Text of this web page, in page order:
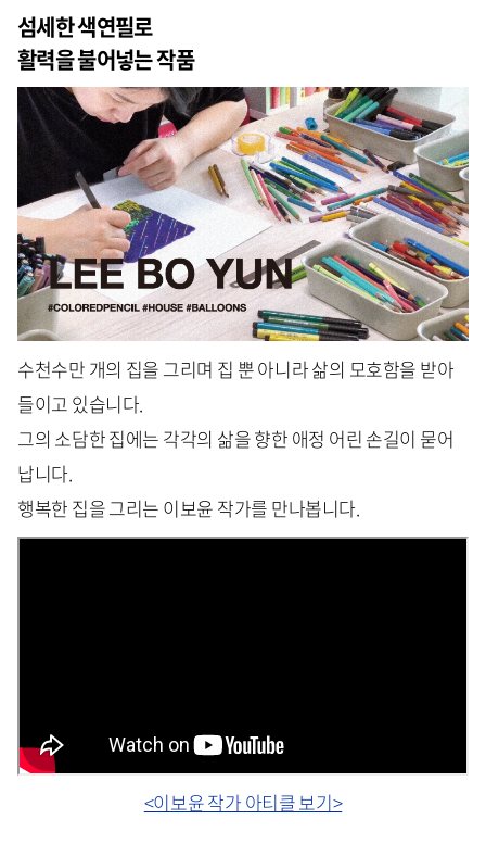
섬세한 색연필로
활력을 불어넣는 작품
수천수만 개의 집을 그리며 집 뿐 아니라 삶의 모호함을 받아
들이고 있습니다.
그의 소담한 집에는 각각의 삶을 향한 애정 어린 손길이 묻어
납니다.
행복한 집을 그리는 이보윤 작가를 만나봅니다.
<이보윤 작가 아티클 보기>